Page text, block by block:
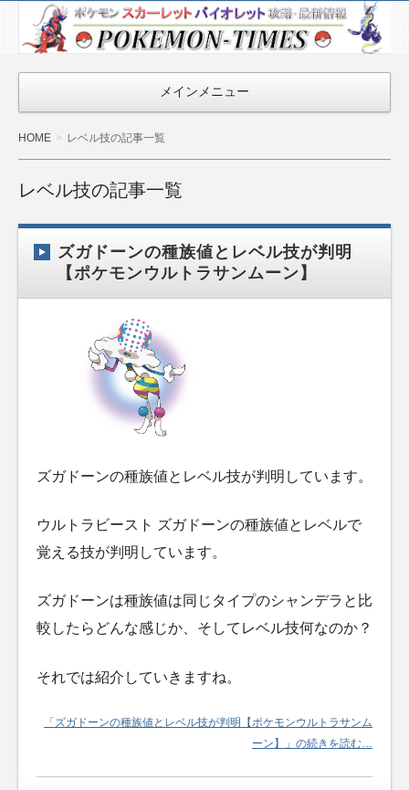
ポケモン最新
情報まとめ
『POKEMON-
TIMES』
メインメニュー
HOME レベル技の記事一覧
レベル技の記事一覧
ズガドーンの種族値とレベル技が判明
【ポケモンウルトラサンムーン】
ズガドーンの種族値とレベル技が判明しています。
ウルトラビースト ズガドーンの種族値とレベルで
覚える技が判明しています。
ズガドーンは種族値は同じタイプのシャンデラと比
較したらどんな感じか、そしてレベル技何なのか？
それでは紹介していきますね。
「ズガドーンの種族値とレベル技が判明【ポケモンウルトラサンム
ーン】」の続きを読む…